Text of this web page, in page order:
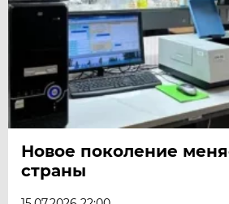
Новое поколение
страны